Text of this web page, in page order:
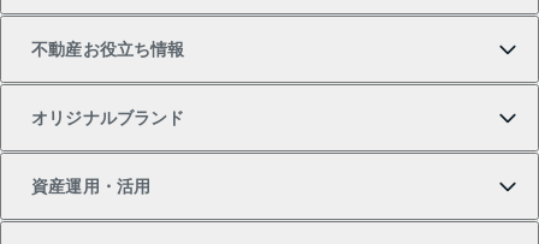
不動産お役立ち情報
オリジナルブランド
資産運用・活用